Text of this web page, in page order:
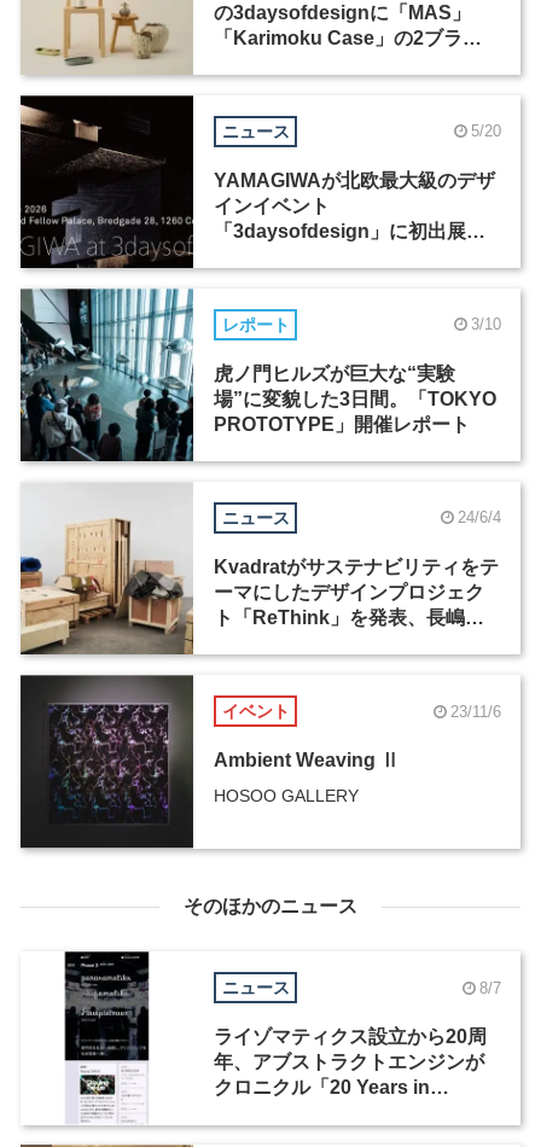
の3daysofdesignに「MAS」
「Karimoku Case」の2ブラン
ニュース 5/20
YAMAGIWAが北欧最大級のデザ
インイベント
「3daysofdesign」に初出展、
レポート 3/10
虎ノ門ヒルズが巨大な“実験
場”に変貌した3日間。「TOKYO
PROTOTYPE」開催レポート
ニュース 24/6/4
Kvadratがサステナビリティをテ
ーマにしたデザインプロジェク
ト「ReThink」を発表、長嶋り
イベント 23/11/6
Ambient Weaving Ⅱ
HOSOO GALLERY
そのほかのニュース
ニュース 8/7
ライゾマティクス設立から20周
年、アブストラクトエンジンが
クロニクル「20 Years in